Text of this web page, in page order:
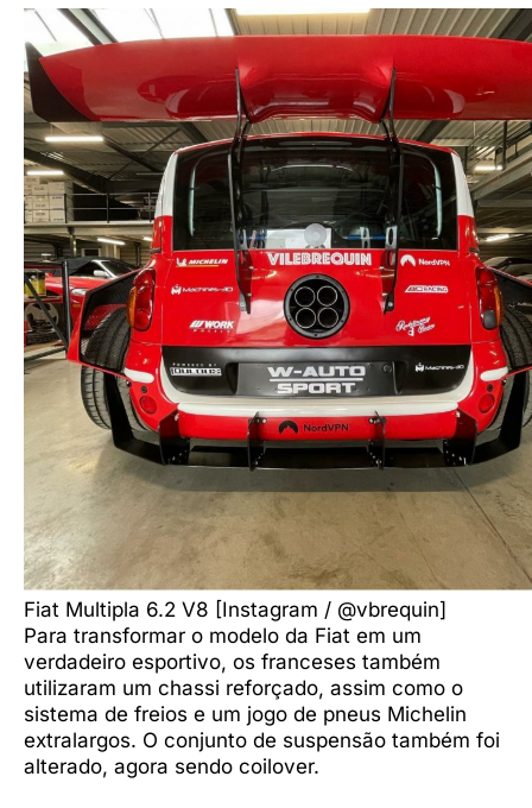
Fiat Multipla 6.2 V8 [Instagram / @vbrequin]
Para transformar o modelo da Fiat em um
verdadeiro esportivo, os franceses também
utilizaram um chassi reforçado, assim como o
sistema de freios e um jogo de pneus Michelin
extralargos. O conjunto de suspensão também foi
alterado, agora sendo coilover.